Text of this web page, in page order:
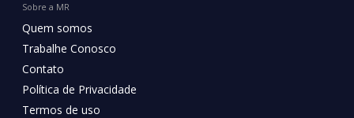
Sobre a MR
Quem somos
Trabalhe Conosco
Contato
Política de Privacidade
Termos de uso